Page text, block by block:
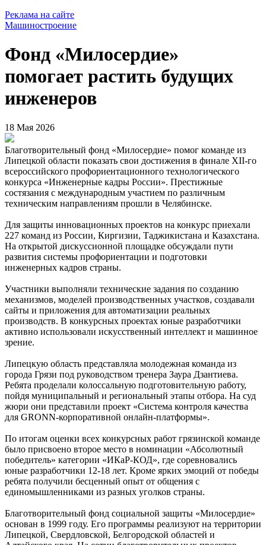
Реклама на сайте
Машиностроение
Фонд «Милосердие»
помогает растить будущих
инженеров
18 Мая 2026
Благотворительный фонд «Милосердие» помог команде из
Липецкой области показать свои достижения в финале XII-го
всероссийского профориентационного технологического
конкурса «Инженерные кадры России». Престижные
состязания с международным участием по различным
техническим направлениям прошли в Челябинске.
Для защиты инновационных проектов на конкурс приехали
227 команд из России, Киргизии, Таджикистана и Казахстана.
На открытой дискуссионной площадке обсуждали пути
развития системы профориентации и подготовки
инженерных кадров страны.
Участники выполняли технические задания по созданию
механизмов, моделей производственных участков, создавали
сайты и приложения для автоматизации реальных
производств. В конкурсных проектах юные разработчики
активно использовали искусственный интеллект и машинное
зрение.
Липецкую область представляла молодежная команда из
города Грязи под руководством тренера Заура Дзантиева.
Ребята проделали колоссальную подготовительную работу,
пойдя муниципальный и региональный этапы отбора. На суд
жюри они представили проект «Система контроля качества
для GRONN-корпоративной онлайн-платформы».
По итогам оценки всех конкурсных работ грязинской команде
было присвоено второе место в номинации «Абсолютный
победитель» категории «ИКаР-КОД», где соревновались
юные разработчики 12-18 лет. Кроме ярких эмоций от победы
ребята получили бесценный опыт от общения с
единомышленниками из разных уголков страны.
Благотворительный фонд социальной защиты «Милосердие»
основан в 1999 году. Его программы реализуют на территории
Липецкой, Свердловской, Белгородской областей и